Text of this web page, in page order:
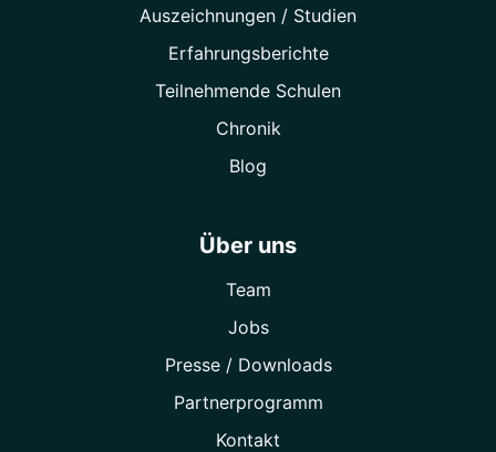
Auszeichnungen / Studien
Erfahrungsberichte
Teilnehmende Schulen
Chronik
Blog
Über uns
Team
Jobs
Presse / Downloads
Partner­programm
Kontakt